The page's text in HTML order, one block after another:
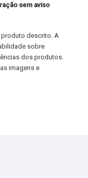
sem aviso
descrito. A
sobre
dos produtos.
imagens e